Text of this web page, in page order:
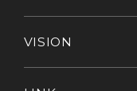
VISION